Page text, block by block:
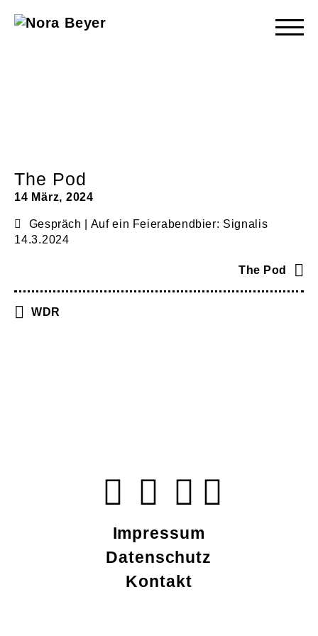
The Pod
14 März, 2024
Gespräch | Auf ein Feierabendbier: Signalis
14.3.2024
The Pod
WDR
Impressum
Datenschutz
Kontakt